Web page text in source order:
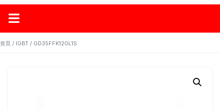
首页 / IGBT / GD35FFK120L1S